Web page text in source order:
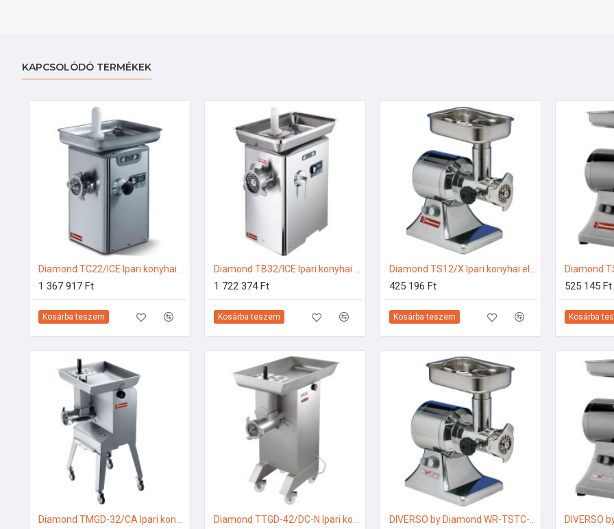
KAPCSOLÓDÓ TERMÉKEK
1 367 917 Ft
Kosárba teszem
1 722 374 Ft
Kosárba teszem
425 196 Ft
Kosárba teszem
525 145 Ft
Kosárba